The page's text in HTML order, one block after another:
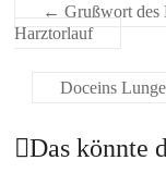
← Grußwort des
Harztorlauf
Doceins
Das könnte